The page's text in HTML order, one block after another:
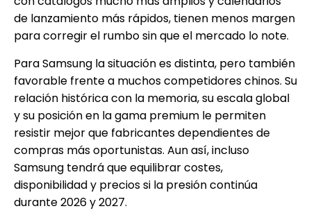
de lanzamiento más rápidos, tienen menos margen
para corregir el rumbo sin que el mercado lo note.
Para Samsung la situación es distinta, pero también
favorable frente a muchos competidores chinos. Su
relación histórica con la memoria, su escala global
y su posición en la gama premium le permiten
resistir mejor que fabricantes dependientes de
compras más oportunistas. Aun así, incluso
Samsung tendrá que equilibrar costes,
disponibilidad y precios si la presión continúa
durante 2026 y 2027.